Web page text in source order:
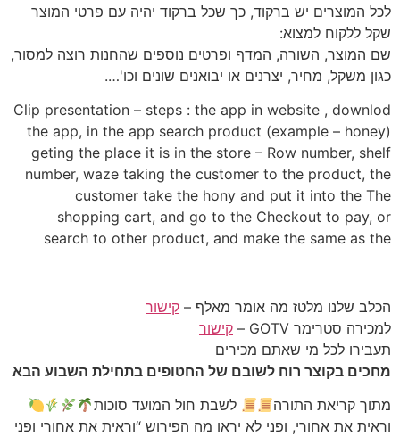
לכל המוצרים יש ברקוד, כך שכל ברקוד יהיה עם פרטי המוצר
שקל ללקוח למצוא:
שם המוצר, השורה, המדף ופרטים נוספים שהחנות רוצה למסור,
כגון משקל, מחיר, יצרנים או יבואנים שונים וכו'….
Clip presentation – steps : the app in website , downlod
the app, in the app search product (example – honey)
geting the place it is in the store – Row number, shelf
number, waze taking the customer to the product, the
customer take the hony and put it into the The
shopping cart, and go to the Checkout to pay, or
search to other product, and make the same as the
הכלב שלנו מלטז מה אומר מאלף – קישור
למכירה סטרימר GOTV –
קישור
תעבירו לכל מי שאתם מכירים
מחכים בקוצר רוח לשובם של החטופים בתחילת השבוע הבא
מתוך קריאת התורה
לשבת חול המועד סוכות
וראית את אחורי, ופני לא יראו מה הפירוש “וראית את אחורי ופני